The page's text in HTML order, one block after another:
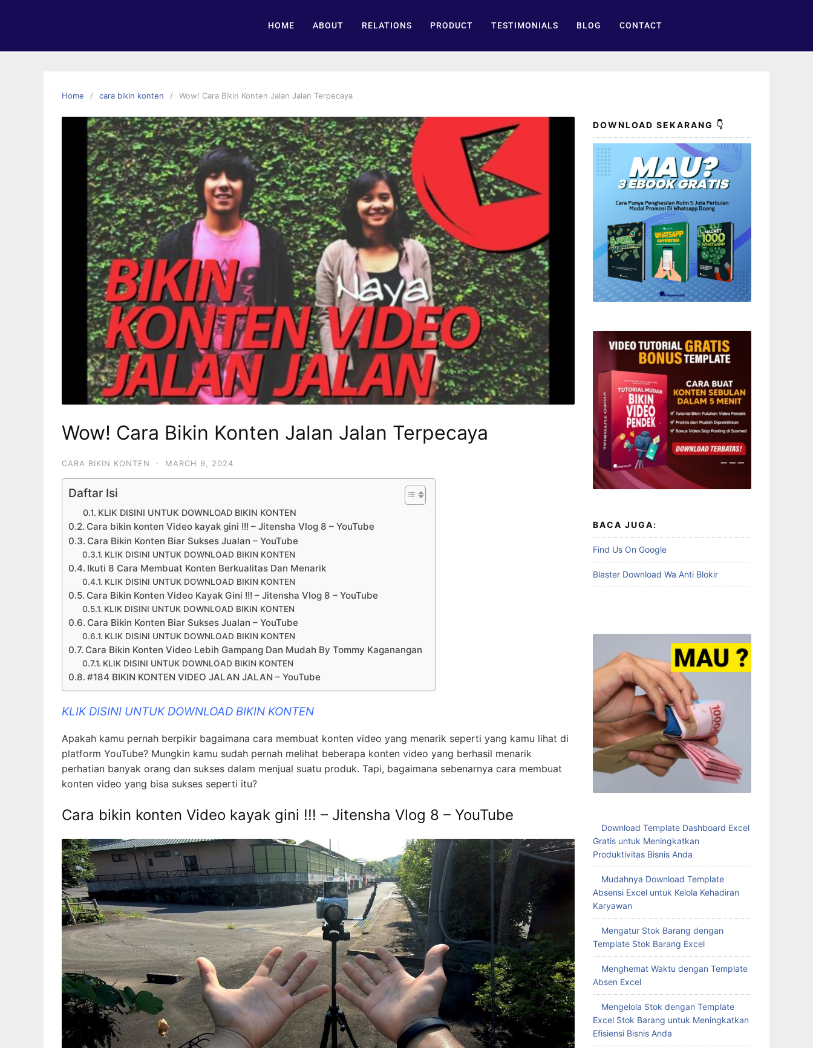
HOME ABOUT RELATIONS PRODUCT TESTIMONIALS BLOG CONTACT
Home cara bikin konten Wow! Cara Bikin Konten Jalan Jalan Terpecaya
Wow! Cara Bikin Konten Jalan Jalan Terpecaya
CARA BIKIN KONTEN · MARCH 9, 2024
Daftar Isi
KLIK DISINI UNTUK DOWNLOAD BIKIN KONTEN
Cara bikin konten Video kayak gini !!! – Jitensha Vlog 8 – YouTube
Cara Bikin Konten Biar Sukses Jualan – YouTube
KLIK DISINI UNTUK DOWNLOAD BIKIN KONTEN
Ikuti 8 Cara Membuat Konten Berkualitas Dan Menarik
KLIK DISINI UNTUK DOWNLOAD BIKIN KONTEN
Cara Bikin Konten Video Kayak Gini !!! – Jitensha Vlog 8 – YouTube
KLIK DISINI UNTUK DOWNLOAD BIKIN KONTEN
Cara Bikin Konten Biar Sukses Jualan – YouTube
KLIK DISINI UNTUK DOWNLOAD BIKIN KONTEN
Cara Bikin Konten Video Lebih Gampang Dan Mudah By Tommy Kaganangan
KLIK DISINI UNTUK DOWNLOAD BIKIN KONTEN
#184 BIKIN KONTEN VIDEO JALAN JALAN – YouTube
KLIK DISINI UNTUK DOWNLOAD BIKIN KONTEN
Apakah kamu pernah berpikir bagaimana cara membuat konten video yang menarik seperti yang kamu lihat di
platform YouTube? Mungkin kamu sudah pernah melihat beberapa konten video yang berhasil menarik
perhatian banyak orang dan sukses dalam menjual suatu produk. Tapi, bagaimana sebenarnya cara membuat
konten video yang bisa sukses seperti itu?
Cara bikin konten Video kayak gini !!! – Jitensha Vlog 8 – YouTube
DOWNLOAD SEKARANG 👇
BACA JUGA:
Find Us On Google
Blaster Download Wa Anti Blokir
Download Template Dashboard Excel
Gratis untuk Meningkatkan
Produktivitas Bisnis Anda
Mudahnya Download Template
Absensi Excel untuk Kelola Kehadiran
Karyawan
Mengatur Stok Barang dengan
Template Stok Barang Excel
Menghemat Waktu dengan Template
Absen Excel
Mengelola Stok dengan Template
Excel Stok Barang untuk Meningkatkan
Efisiensi Bisnis Anda